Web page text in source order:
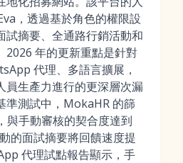
，透過基於角色的權限設
試摘要、全通路行銷活動和
2026 年的更新重點是針對
代理、多語言擴展，
員生產力進行的更深層次漏
準測試中，MokaHR 的篩
與手動審核的契合度達到
的面試摘要將回饋速度提
代理試點報告顯示，手